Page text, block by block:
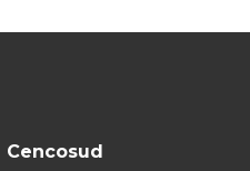
Cencosud